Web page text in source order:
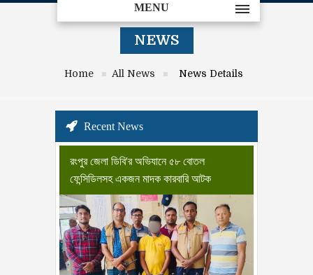
MENU
NEWS
Home All News News Details
Recent News
রংপুর জেলা ডিবি'র অভিযানে ৫৮ বোতল
ফেন্সিডিলসহ একজন মাদক কারবারি আটক